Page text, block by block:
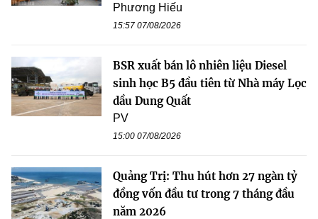
Phương Hiếu
15:57 07/08/2026
BSR xuất bán lô nhiên liệu Diesel
sinh học B5 đầu tiên từ Nhà máy Lọc
dầu Dung Quất
PV
15:00 07/08/2026
Quảng Trị: Thu hút hơn 27 ngàn tỷ
đồng vốn đầu tư trong 7 tháng đầu
năm 2026